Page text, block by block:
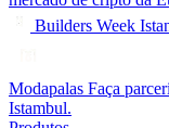
Builders Week
Modapalas Faça
Istambul.